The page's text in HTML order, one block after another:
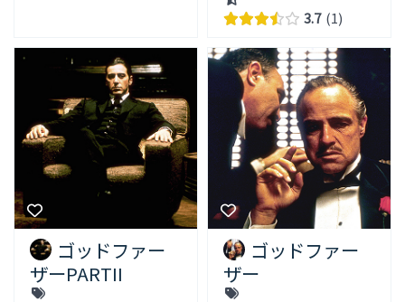
3.7 1
ゴッドファー
ザーPARTII
ゴッドファー
ザー